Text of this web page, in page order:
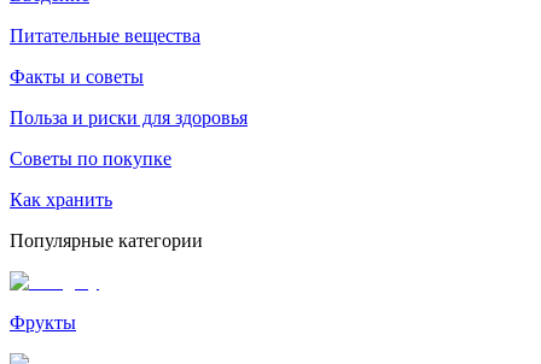
Питательные вещества
Факты и советы
Польза и риски для здоровья
Советы по покупке
Как хранить
Популярные категории
Фрукты